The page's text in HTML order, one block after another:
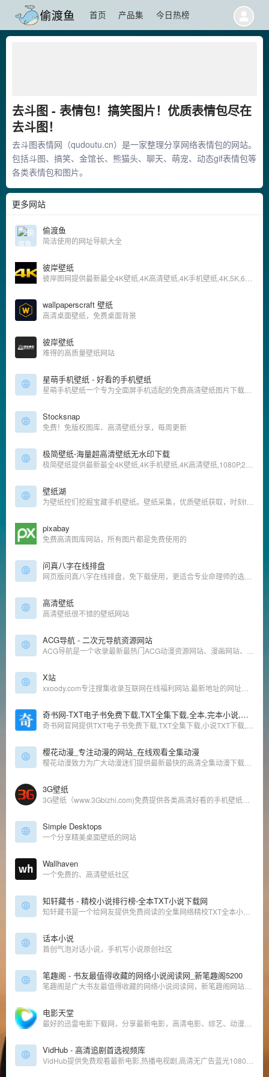
首页 产品集 今日热榜
去斗图 - 表情包！搞笑图片！优质表情包尽在
去斗图！
去斗图表情网（qudoutu.cn）是一家整理分享网络表情包的网站。
包括斗图、搞笑、金馆长、熊猫头、聊天、萌宠、动态gif表情包等
各类表情包和图片。
更多网站
偷渡鱼
简洁使用的网址导航大全
彼岸壁纸
wallpaperscraft 壁纸
高清桌面壁纸，免费桌面背景
彼岸壁纸
难得的高质量壁纸网站
星萌手机壁纸 - 好看的手机壁纸
Stocksnap
免费！免版权图库、高清壁纸分享，每周更新
极简壁纸-海量超高清壁纸无水印下载
壁纸湖
pixabay
免费高清图库网站，所有图片都是免费使用的
问真八字在线排盘
高清壁纸
高清壁纸很不错的壁纸网站
ACG导航 - 二次元导航资源网站
X站
奇书网-TXT电子书免费下载,TXT全集下载,全本,完本小说,完结小说
樱花动漫_专注动漫的网站_在线观看全集动漫
3G壁纸
Simple Desktops
一个分享精美桌面壁纸的网站
Wallhaven
一个免费的、高清壁纸社区
知轩藏书 - 精校小说排行榜-全本TXT小说下载网
话本小说
首创气泡对话小说，手机写小说原创社区
笔趣阁 - 书友最值得收藏的网络小说阅读网_新笔趣阁5200
电影天堂
VidHub - 高清追剧首选视频库